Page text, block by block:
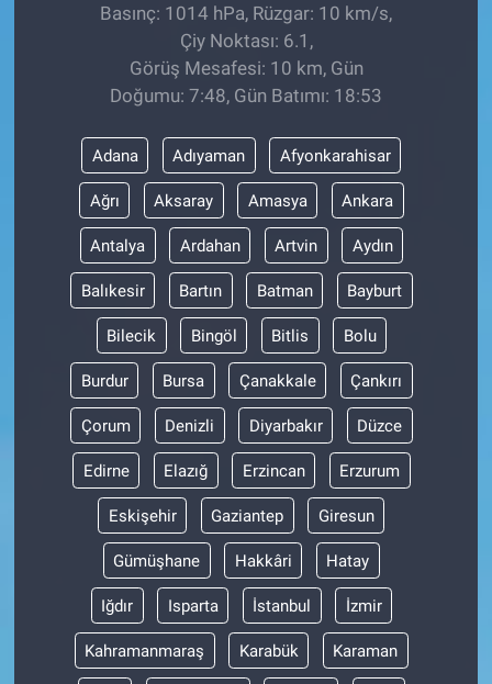
Basınç: 1014 hPa, Rüzgar: 10 km/s,
Çiy Noktası: 6.1,
Görüş Mesafesi: 10 km, Gün
Doğumu: 7:48, Gün Batımı: 18:53
Adana Adıyaman Afyonkarahisar
Ağrı Aksaray Amasya Ankara
Antalya Ardahan Artvin Aydın
Balıkesir Bartın Batman Bayburt
Bilecik Bingöl Bitlis Bolu
Burdur Bursa Çanakkale Çankırı
Çorum Denizli Diyarbakır Düzce
Edirne Elazığ Erzincan Erzurum
Eskişehir Gaziantep Giresun
Gümüşhane Hakkâri Hatay
Iğdır Isparta İstanbul İzmir
Kahramanmaraş Karabük Karaman